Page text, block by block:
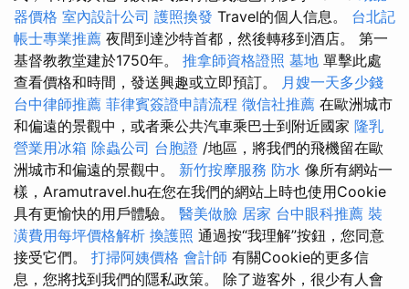
器價格 室內設計公司 護照換發 Travel的個人信息。 台北記
帳士專業推薦 夜間到達沙特首都，然後轉移到酒店。 第一
基督教教堂建於1750年。 推拿師資格證照 墓地 單擊此處
查看價格和時間，發送興趣或立即預訂。 月嫂一天多少錢
台中律師推薦 菲律賓簽證申請流程 徵信社推薦 在歐洲城市
和偏遠的景觀中，或者乘公共汽車乘巴士到附近國家 隆乳
營業用冰箱 除蟲公司 台胞證 /地區，將我們的飛機留在歐
洲城市和偏遠的景觀中。 新竹按摩服務 防水 像所有網站一
樣，Aramutravel.hu在您在我們的網站上時也使用Cookie
具有更愉快的用戶體驗。 醫美做臉 居家 台中眼科推薦 裝
潢費用每坪價格解析 換護照 通過按“我理解”按鈕，您同意
接受它們。 打掃阿姨價格 會計師 有關Cookie的更多信
息，您將找到我們的隱私政策。 除了遊客外，很少有人會